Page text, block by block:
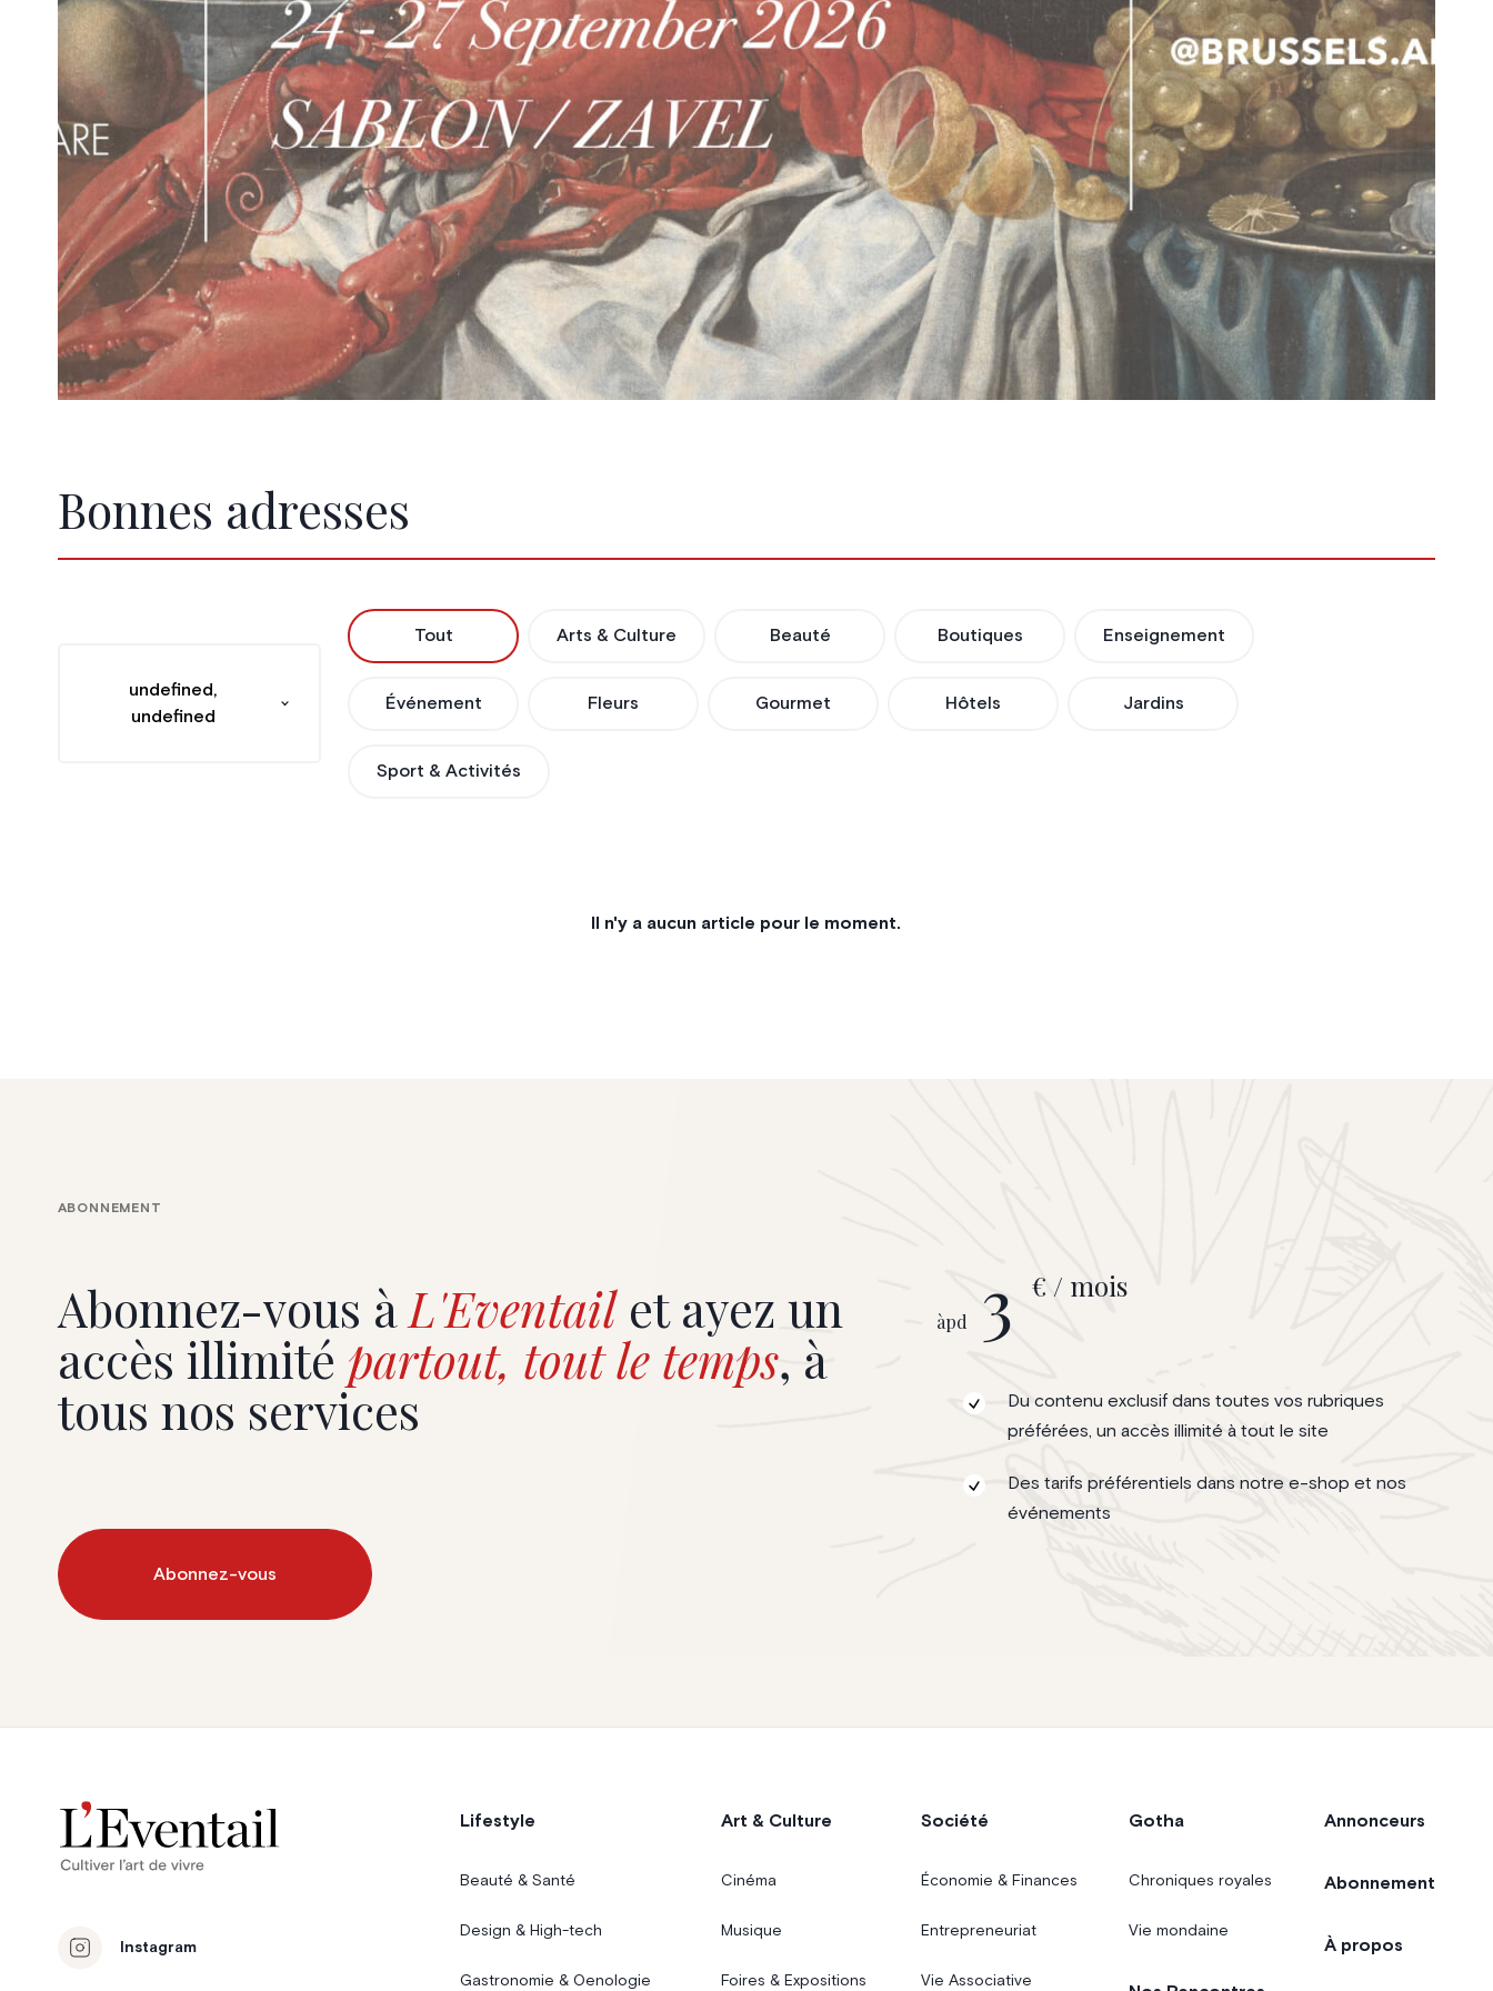
Bonnes adresses
undefined,
undefined
Tout Arts & Culture Beauté Boutiques Enseignement
Événement Fleurs Gourmet Hôtels Jardins
Sport & Activités
Il n'y a aucun article pour le moment.
Abonnez-vous àL'Eventailet ayez un
accès illimité partout, tout le temps, à
tous nos services
ABONNEMENT
Abonnez-vous
àpd 3 € / mois
Du contenu exclusif dans toutes vos rubriques
préférées, un accès illimité à tout le site
Des tarifs préférentiels dans notre e-shop et nos
événements
Instagram
Lifestyle
Beauté & Santé
Design & High-tech
Gastronomie & Oenologie
Art & Culture
Cinéma
Musique
Foires & Expositions
Société
Économie & Finances
Entrepreneuriat
Vie Associative
Gotha
Chroniques royales
Vie mondaine
Annonceurs
Abonnement
À propos